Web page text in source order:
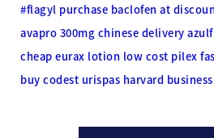
#flagyl purchase baclofen at
avapro 300mg chinese delivery
cheap eurax lotion low cost pilex
buy codest urispas harvard